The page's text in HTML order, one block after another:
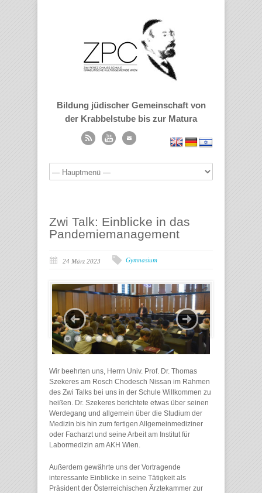
Bildung jüdischer Gemeinschaft von
der Krabbelstube bis zur Matura
Zwi Talk: Einblicke in das
Pandemiemanagement
24 März 2023 Gymnasium
Wir beehrten uns, Herrn Univ. Prof. Dr. Thomas
Szekeres am Rosch Chodesch Nissan im Rahmen
des Zwi Talks bei uns in der Schule Willkommen zu
heißen. Dr. Szekeres berichtete etwas über seinen
Werdegang und allgemein über die Studium der
Medizin bis hin zum fertigen Allgemeinmediziner
oder Facharzt und seine Arbeit am Institut für
Labormedizin am AKH Wien.
Außerdem gewährte uns der Vortragende
interessante Einblicke in seine Tätigkeit als
Präsident der Österreichischen Ärztekammer zur